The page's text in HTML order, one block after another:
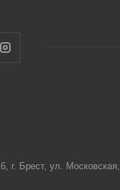
г. Брест, ул.